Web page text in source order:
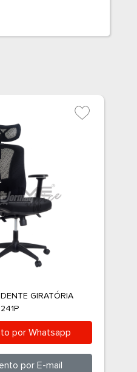
GIRATÓRIA
porWhatsapp
porE-mail